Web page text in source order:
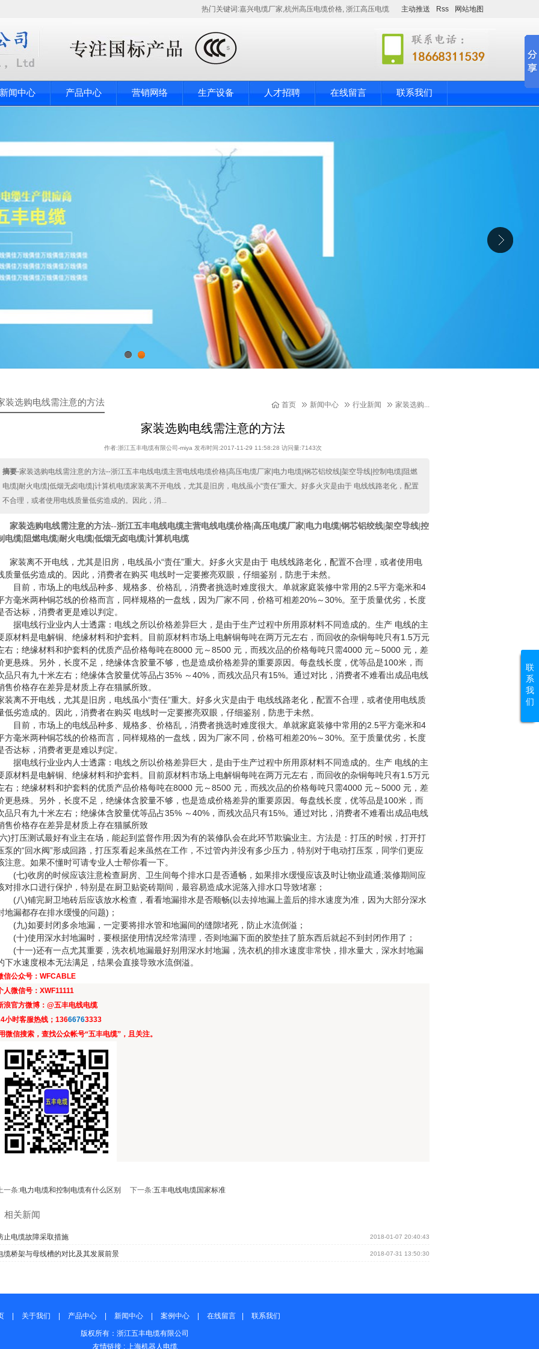
热门关键词:嘉兴电缆厂家,杭州高压电缆价格, 浙江高压电缆 主动推送 Rss 网站地图
新闻中心 产品中心 营销网络 生产设备 人才招聘 在线留言 联系我们
装选购电线需注意的方法 首页 新闻中心 行业新闻 家装选购...
家装选购电线需注意的方法
作者:浙江五丰电缆有限公司-miya 发布时间:2017-11-29 11:58:28 访问量:7143次
摘要-家装选购电线需注意的方法--浙江五丰电线电缆主营电线电缆价格|高压电缆厂家|电力电缆|钢芯铝绞线|架空导线|控制电缆|阻燃
电缆|耐火电缆|低烟无卤电缆|计算机电缆家装离不开电线，尤其是旧房，电线虽小“责任”重大。好多火灾是由于 电线线路老化，配置
不合理，或者使用电线质量低劣造成的。因此，消...
家装选购电线需注意的方法--浙江五丰电线电缆主营电线电缆价格 高压电缆厂家 电力电缆|钢芯铝绞线 架空导线 控
电缆| 阻燃电缆| 耐火电缆|低烟无卤电缆|计算机电缆
家装离不开电线，尤其是旧房，电线虽小“责任”重大。好多火灾是由于 电线线路老化，配置不合理，或者使用电
质量低劣造成的。因此，消费者在购买 电线时一定要擦亮双眼，仔细鉴别，防患于未然。
前，市场上的电线品种多、规格多、价格乱，消费者挑选时难度很大。单就家庭装修中常用的2.5平方毫米和4
方毫米两种铜芯线的价格而言，同样规格的一盘线，因为厂家不同，价格可相差20% ～ 30%。至于质量优劣，长度
否达标，消费者更是难以判定。
电线行业业内人士透露：电线之所以价格差异巨大，是由于生产过程中所用原材料不同造成的。生产 电线的主
原材料是电解铜、绝缘材料和护套料。目前原材料市场上电解铜每吨在两万元左右，而回收的杂铜每吨只有1.5万元
右；绝缘材料和护套料的优质产品价格每吨在8000 元～ 8500 元，而残次品的价格每吨只需4000 元～ 5000 元，差
更悬殊。另外，长度不足，绝缘体含胶量不够，也是造成价格差异的重要原因。每盘线长度，优等品是100米，而
品只有九十米左右；绝缘体含胶量优等品占35% ～ 40% ，而残次品只有15%。通过对比，消费者不难看出成品电线
售价格存在差异是材质上存在猫腻所致。
装离不开电线，尤其是旧房，电线虽小“责任”重大。好多火灾是由于 电线线路老化，配置不合理，或者使用电线质
低劣造成的。因此，消费者在购买 电线时一定要擦亮双眼，仔细鉴别，防患于未然。
前，市场上的电线品种多、规格多、价格乱，消费者挑选时难度很大。单就家庭装修中常用的2.5平方毫米和4
方毫米两种铜芯线的价格而言，同样规格的一盘线，因为厂家不同，价格可相差20% ～ 30%。至于质量优劣，长度
否达标，消费者更是难以判定。
电线行业业内人士透露：电线之所以价格差异巨大，是由于生产过程中所用原材料不同造成的。生产 电线的主
原材料是电解铜、绝缘材料和护套料。目前原材料市场上电解铜每吨在两万元左右，而回收的杂铜每吨只有1.5万元
右；绝缘材料和护套料的优质产品价格每吨在8000 元～ 8500 元，而残次品的价格每吨只需4000 元～ 5000 元，差
更悬殊。另外，长度不足，绝缘体含胶量不够，也是造成价格差异的重要原因。每盘线长度，优等品是100米，而
品只有九十米左右；绝缘体含胶量优等品占35% ～ 40% ，而残次品只有15%。通过对比，消费者不难看出成品电线
售价格存在差异是材质上存在猫腻所致
六)打压测试最好有业主在场，能起到监督作用 ; 因为有的装修队会在此环节欺骗业主。方法是：打压的时候，打开打
泵的“ 回水阀”形成回路，打压泵看起来虽然在工作，不过管内并没有多少压力，特别对于电动打压泵，同学们更应
注意。如果不懂时可请专业人士帮你看一下。
(七)收房的时候应该注意检查厨房、卫生间每个排水口是否通畅，如果排水缓慢应该及时让物业疏通 ;装修期间应
对排水口进行保护，特别是在厨卫贴瓷砖期间，最容易造成水泥落入排水口导致堵塞；
(八)铺完厨卫地砖后应该放水检查，看看地漏排水是否顺畅(以去掉地漏上盖后的排水速度为准，因为大部分深水
地漏都存在排水缓慢的问题) ；
(九)如要封闭多余地漏，一定要将排水管和地漏间的缝隙堵死，防止水流倒溢；
(十)使用深水封地漏时，要根据使用情况经常清理，否则地漏下面的胶垫挂了脏东西后就起不到封闭作用了；
(十一)还有一点尤其重要，洗衣机地漏最好别用深水封地漏，洗衣机的排水速度非常快，排水量大，深水封地漏
下水速度根本无法满足，结果会直接导致水流倒溢。
信公众号： WFCABLE
人微信号： XWF11111
浪官方微博： @五丰电线电缆
小时客服热线； 13666763333
微信搜索，查找公众帐号“五丰电缆”，且关注。
一条:电力电缆和控制电缆有什么区别 下一条:五丰电线电缆国家标准
相关新闻
止电缆故障采取措施 2018-01-07 20:40:43
缆桥架与母线槽的对比及其发展前景 2018-07-31 13:50:30
关于我们 产品中心 新闻中心 案例中心 在线留言 联系我们
版权所有：浙江五丰电缆有限公司
友情链接 : 上海机器人电缆
联
系
我
们